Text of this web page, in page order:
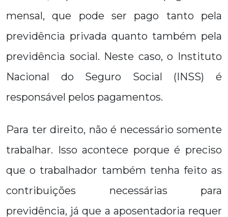
mensal, que pode ser pago tanto pela
previdência privada quanto também pela
previdência social. Neste caso, o Instituto
Nacional do Seguro Social (INSS) é
responsável pelos pagamentos.
Para ter direito, não é necessário somente
trabalhar. Isso acontece porque é preciso
que o trabalhador também tenha feito as
contribuições necessárias para
previdência, já que a aposentadoria requer